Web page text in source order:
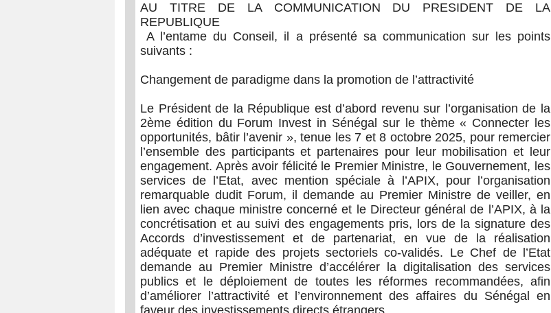
AU TITRE DE LA COMMUNICATION DU PRESIDENT DE LA
REPUBLIQUE
A l’entame du Conseil, il a présenté sa communication sur les points
suivants :
Changement de paradigme dans la promotion de l’attractivité
Le Président de la République est d’abord revenu sur l’organisation de la
2ème édition du Forum Invest in Sénégal sur le thème « Connecter les
opportunités, bâtir l’avenir », tenue les 7 et 8 octobre 2025, pour remercier
l’ensemble des participants et partenaires pour leur mobilisation et leur
engagement. Après avoir félicité le Premier Ministre, le Gouvernement, les
services de l’Etat, avec mention spéciale à l’APIX, pour l’organisation
remarquable dudit Forum, il demande au Premier Ministre de veiller, en
lien avec chaque ministre concerné et le Directeur général de l’APIX, à la
concrétisation et au suivi des engagements pris, lors de la signature des
Accords d’investissement et de partenariat, en vue de la réalisation
adéquate et rapide des projets sectoriels co-validés. Le Chef de l’Etat
demande au Premier Ministre d’accélérer la digitalisation des services
publics et le déploiement de toutes les réformes recommandées, afin
d’améliorer l’attractivité et l’environnement des affaires du Sénégal en